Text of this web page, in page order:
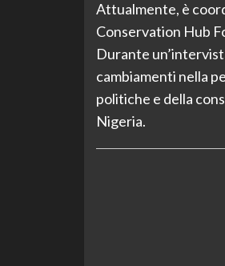
Attualmente, è
Conservation Hub
Durante
cambiamenti nella
politiche e della
Nigeria.